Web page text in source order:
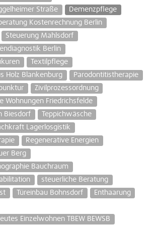
Straße
Demenzpflege
Kostenrechnung Berlin
Steuerung Mahlsdorf
Berlin
Textilpflege
Holz Blankenburg
Parodontitistherapie
Zivilprozessordnung
Wohnungen Friedrichsfelde
Biesdorf
Teppichwäsche
Lagerlosgistik
Regenerative Energien
Berg
Bauchraum
steuerliche Beratung
Türeinbau Bohnsdorf
Enthaarung
Einzelwohnen TBEW BEWSB